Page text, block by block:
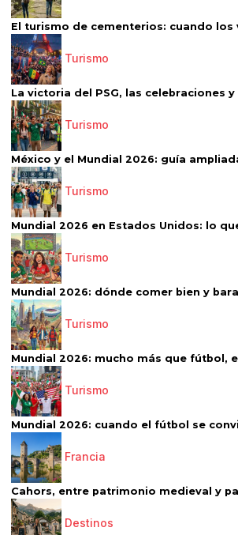
El turismo de cementerios: cuando los
Turismo
La victoria del PSG, las celebraciones y
Turismo
México y el Mundial 2026: guía
Turismo
Mundial 2026 en Estados Unidos: lo
Turismo
Mundial 2026: dónde comer bien y
Turismo
Mundial 2026: mucho más que fútbol,
Turismo
Mundial 2026: cuando el fútbol se
Francia
Cahors, entre patrimonio medieval y
Destinos